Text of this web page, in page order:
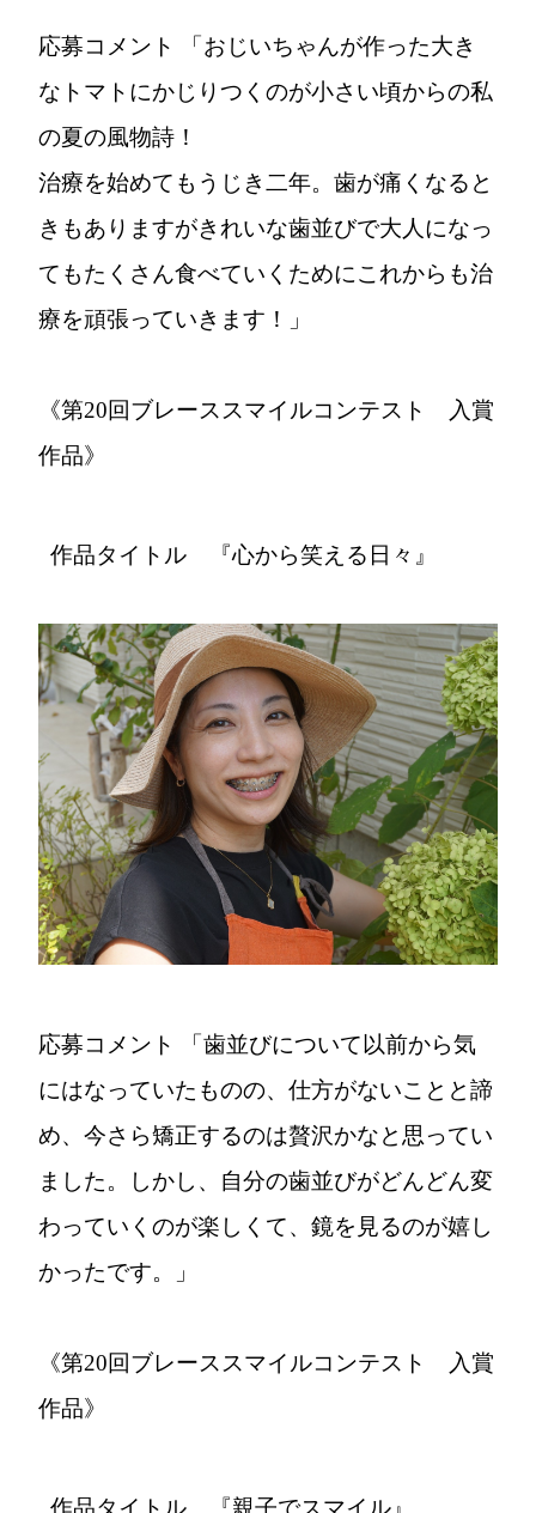
応募コメント
「おじいちゃんが作った大き
なトマトにかじりつくのが小さい頃からの私
の夏の風物詩！
治療を始めてもうじき二年。歯が痛くなると
きもありますがきれいな歯並びで大人になっ
てもたくさん食べていくためにこれからも治
療を頑張っていきます！」
《第20回ブレーススマイルコンテスト 入賞
作品》
作品タイトル 『心から笑える日々』
応募コメント
「歯並びについて以前から気
にはなっていたものの、仕方がないことと諦
め、今さら矯正するのは贅沢かなと思ってい
ました。しかし、自分の歯並びがどんどん変
わっていくのが楽しくて、鏡を見るのが嬉し
かったです。」
《第20回ブレーススマイルコンテスト 入賞
作品》
作品タイトル 『親子でスマイル』